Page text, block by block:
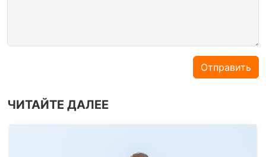
Отправить
ЧИТАЙТЕ ДАЛЕЕ